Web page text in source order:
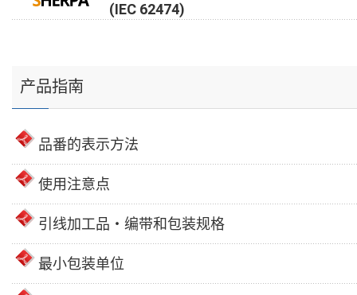
(IEC 62474)
产品指南
品番的表示方法
使用注意点
引线加工品・编带和包装规格
最小包装单位